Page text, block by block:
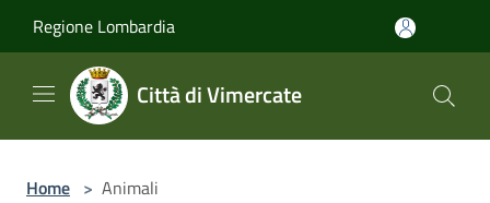
Regione Lombardia
Città di Vimercate
Home > Animali